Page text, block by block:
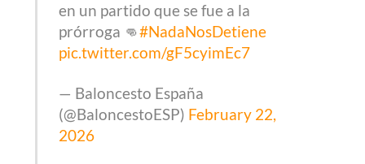
en un partido que se fue a la
prórroga 👊#NadaNosDetiene
pic.twitter.com/gF5cyimEc7
— Baloncesto España
(@BaloncestoESP) February 22,
2026